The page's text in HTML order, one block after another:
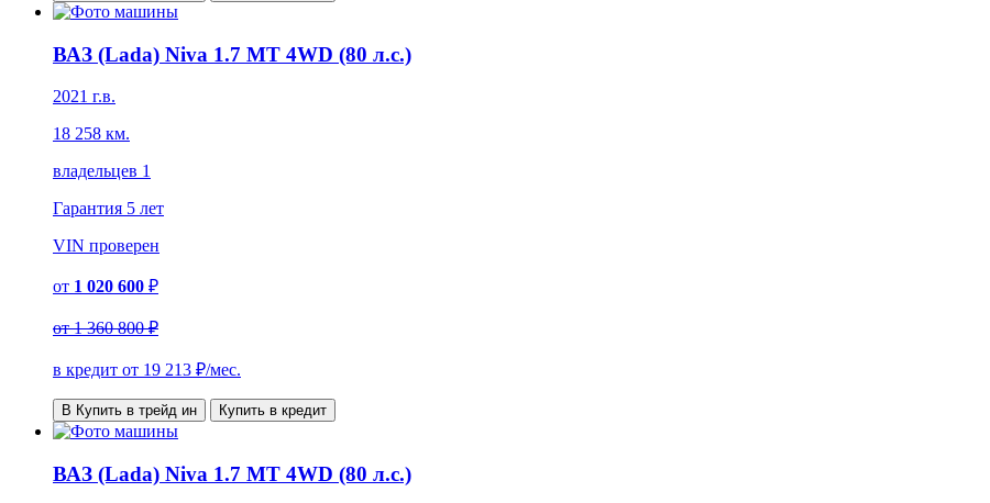
ВАЗ (Lada) Niva 1.7 MT 4WD (80 л.с.)
2021 г.в.
18 258 км.
владельцев 1
Гарантия 5 лет
VIN проверен
от 1 020 600 ₽
от1 360 800 ₽
в кредит от 19 213 ₽/мес.
В Купить в трейд ин Купить в кредит
ВАЗ (Lada) Niva 1.7 MT 4WD (80 л.с.)